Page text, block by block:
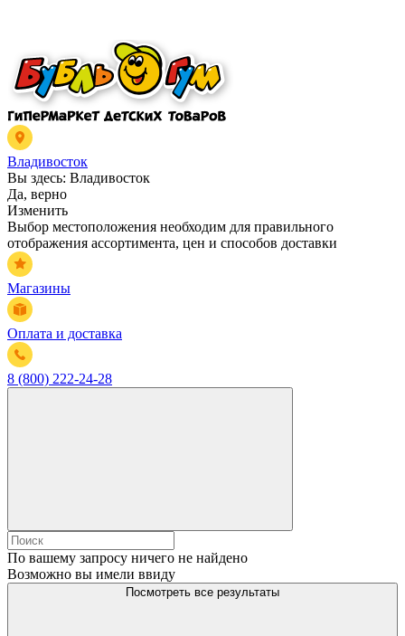
Владивосток
Вы здесь: Владивосток
Да, верно
Изменить
Выбор местоположения необходим для правильного
отображения ассортимента, цен и способов доставки
Магазины
Оплата и доставка
8 (800) 222-24-28
По вашему запросу ничего не найдено
Возможно вы имели ввиду
Посмотреть все результаты